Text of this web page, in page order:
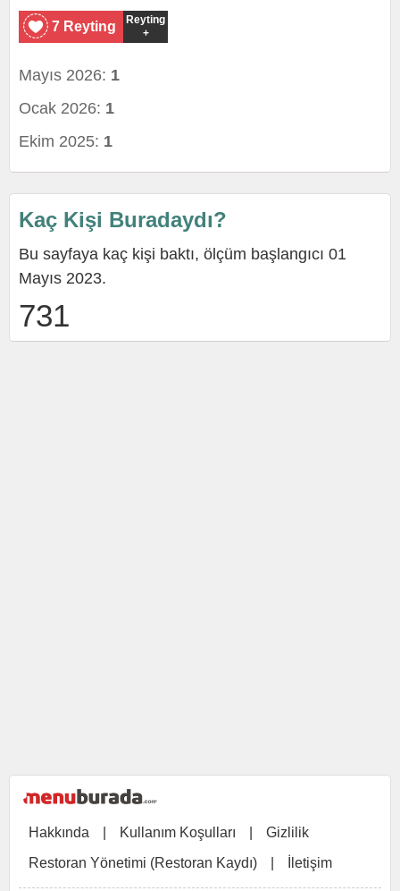
7 Reyting
Reyting
+
Mayıs 2026: 1
Ocak 2026: 1
Ekim 2025: 1
Kaç Kişi Buradaydı?
Bu sayfaya kaç kişi baktı, ölçüm başlangıcı 01
Mayıs 2023.
731
Hakkında Kullanım Koşulları
Gizlilik
Restoran Yönetimi (Restoran Kaydı)
İletişim